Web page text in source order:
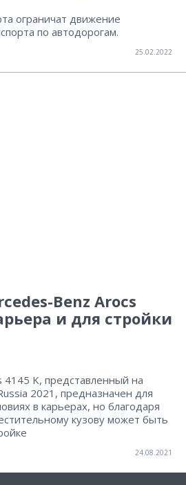
ограничат движение
по автодорогам.
25.02.2022
Benz Arocs
и для стройки
4145 K, представленный на
2021, предназначен для
в карьерах, но благодаря
кузову может быть
24.08.2021